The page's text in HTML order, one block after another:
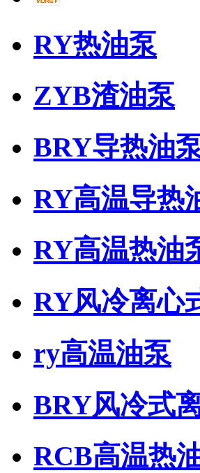
RY热油泵
ZYB渣油泵
BRY导热油
RY高温导热
RY高温热油
RY风冷离心
ry高温油泵
BRY风冷式
RCB高温热